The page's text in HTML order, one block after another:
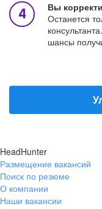
Вы
Останется
шансы
HeadHunter
Размещение вакансий
Поиск по резюме
О компании
Наши вакансии